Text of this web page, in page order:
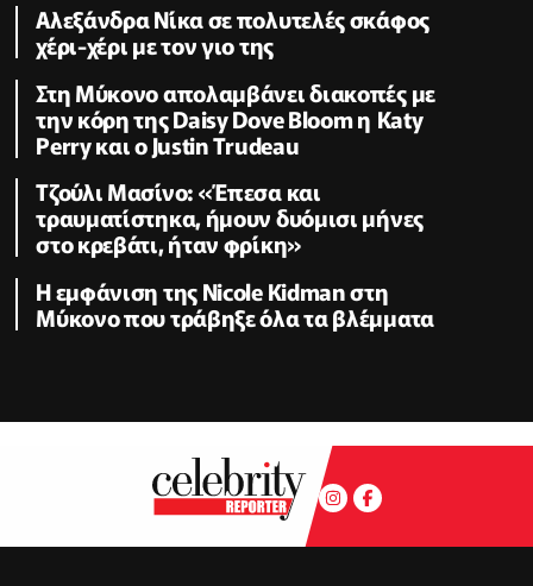
Αλεξάνδρα Νίκα σε πολυτελές σκάφος
χέρι-χέρι με τον γιο της
Στη Μύκονο απολαμβάνει διακοπές με
την κόρη της Daisy Dove Bloom η Κaty
Perry και ο Justin Trudeau
Τζούλι Μασίνο: «Έπεσα και
τραυματίστηκα, ήμουν δυόμισι μήνες
στο κρεβάτι, ήταν φρίκη»
Η εμφάνιση της Nicole Kidman στη
Μύκονο που τράβηξε όλα τα βλέμματα